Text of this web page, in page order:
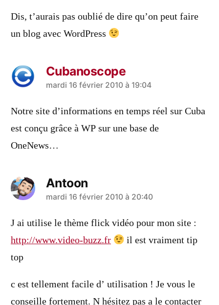
dit :
Dis, t’aurais pas oublié de dire qu’on peut faire
un blog avec WordPress
Cubanoscope
a
dit :
mardi 16 février 2010 à 19:04
Notre site d’informations en temps réel sur Cuba
est conçu grâce à WP sur une base de
OneNews…
Antoon
a
dit :
mardi 16 février 2010 à 20:40
J ai utilise le thème flick vidéo pour mon site :
http://www.video-buzz.fr
il est vraiment tip
top
c est tellement facile d’ utilisation ! Je vous le
conseille fortement. N hésitez pas a le contacter